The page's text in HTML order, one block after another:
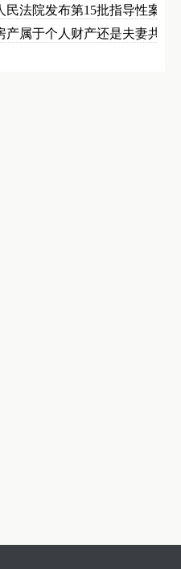
民法院发布第15批指导性案…
产属于个人财产还是夫妻共同…